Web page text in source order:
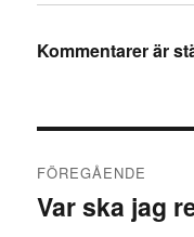
Kommentarer är
FÖREGÅENDE
Föregående
Var ska jag